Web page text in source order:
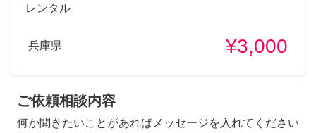
レンタル
兵庫県 ¥3,000
ご依頼相談内容
何か聞きたいことがあればメッセージを入れてください